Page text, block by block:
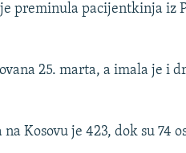
preminula pacijentkinja iz
25. marta, a imala je i
Kosovu je 423, dok su 74